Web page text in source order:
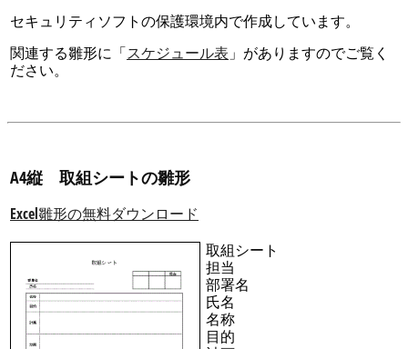
セキュリティソフトの保護環境内で作成しています。
関連する雛形に「スケジュール表 」がありますのでご覧く
ださい。
A4縦 取組シートの雛形
Excel雛形の無料ダウンロード
取組シート
担当
部署名
氏名
名称
目的